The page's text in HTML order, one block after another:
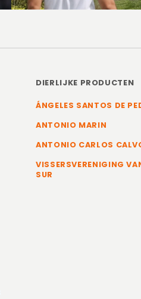
DIERLIJKE PRODUCTEN
ÁNGELES SANTOS DE
ANTONIO MARIN
ANTONIO CARLOS
VISSERSVERENIGING
SUR